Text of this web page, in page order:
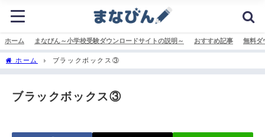
ホーム まなびん～小学校受験ダウンロードサイトの説明～ おすすめ記事 無料ダ
ホーム ブラックボックス③
ブラックボックス③